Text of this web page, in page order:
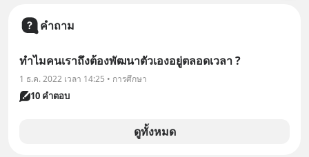
คำถาม
ทำไมคนเราถึงต้องพัฒนาตัวเองอยู่ตลอดเวลา ?
1 ธ.ค. 2022 เวลา 14:25 • การศึกษา
10 คำตอบ
ดูทั้งหมด